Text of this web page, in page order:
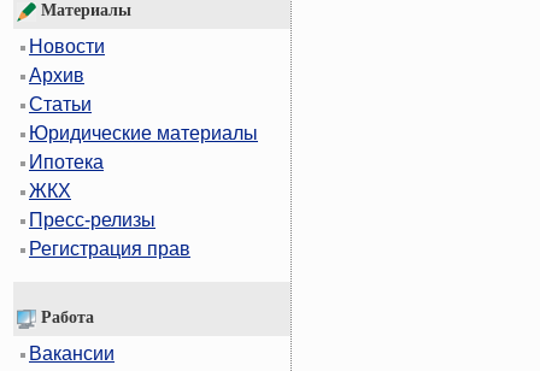
Материалы
Новости
Архив
Статьи
Юридические материалы
Ипотека
ЖКХ
Пресс-релизы
Регистрация прав
Работа
Вакансии